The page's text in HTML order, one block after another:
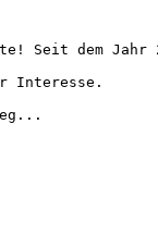
Seit dem Jahr
Interesse.